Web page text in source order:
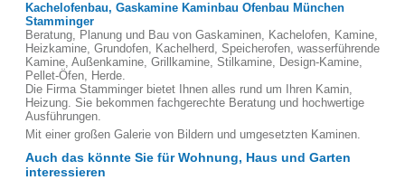
Kachelofenbau, Gaskamine Kaminbau Ofenbau München
Stamminger
Beratung, Planung und Bau von Gaskaminen, Kachelofen, Kamine,
Heizkamine, Grundofen, Kachelherd, Speicherofen, wasserführende
Kamine, Außenkamine, Grillkamine, Stilkamine, Design-Kamine,
Pellet-Öfen, Herde.
Die Firma Stamminger bietet Ihnen alles rund um Ihren Kamin,
Heizung. Sie bekommen fachgerechte Beratung und hochwertige
Ausführungen.
Mit einer großen Galerie von Bildern und umgesetzten Kaminen.
Auch das könnte Sie für Wohnung, Haus und Garten
interessieren